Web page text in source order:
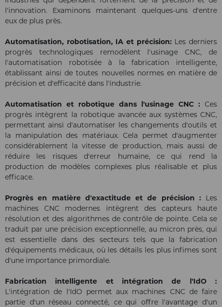
l'innovation. Examinons maintenant quelques-uns d'entre
eux de plus près.
Automatisation, robotisation, IA et précision: Les derniers
progrès technologiques remodèlent l'usinage CNC, de
l'automatisation robotisée à la fabrication intelligente,
établissant ainsi de toutes nouvelles normes en matière de
précision et d'efficacité dans l'industrie.
Automatisation et robotique dans l'usinage CNC : Ces
progrès intègrent la robotique avancée aux systèmes CNC,
permettant ainsi d'automatiser les changements d'outils et
la manipulation des matériaux. Cela permet d'augmenter
considérablement la vitesse de production, mais aussi de
réduire les risques d'erreur humaine, ce qui rend la
production de modèles complexes plus réalisable et plus
efficace.
Progrès en matière d'exactitude et de précision : Les
machines CNC modernes intègrent des capteurs haute
résolution et des algorithmes de contrôle de pointe. Cela se
traduit par une précision exceptionnelle, au micron près, qui
est essentielle dans des secteurs tels que la fabrication
d'équipements médicaux, où les détails les plus infimes sont
d'une importance primordiale.
Fabrication intelligente et intégration de l'IdO :
L'intégration de l'IdO permet aux machines CNC de faire
partie d'un réseau connecté, ce qui offre l'avantage d'un